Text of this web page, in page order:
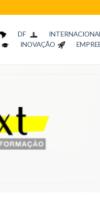
DF INTERNACIONAL
INOVAÇÃO